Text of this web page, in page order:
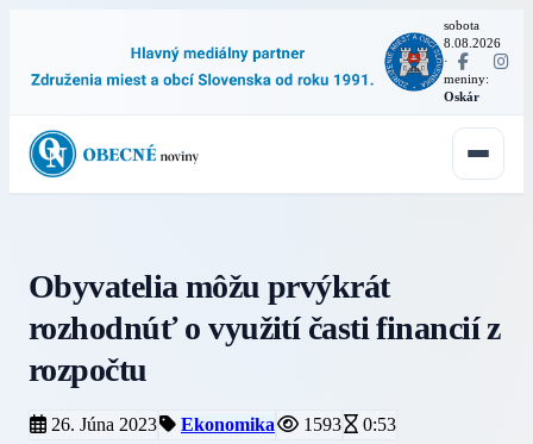
sobota
8.08.2026
·
meniny:
Oskár
Obyvatelia môžu prvýkrát
rozhodnúť o využití časti financií z
rozpočtu
26. Júna 2023 Ekonomika 1593 0:53